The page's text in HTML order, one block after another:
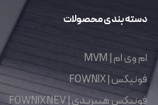
دسته بندی محصولات
ام وی ام | MVM
فونیکس | FOWNIX
فونیکس هیبریدی | FOWNIX NEV